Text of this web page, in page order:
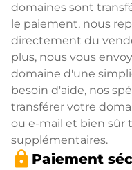
domaines sont
le paiement, nous
directement du
plus, nous vous
domaine d'une
besoin d'aide, nos
transférer votre
ou e-mail et bien sûr
supplémentaires.
lock Paiement